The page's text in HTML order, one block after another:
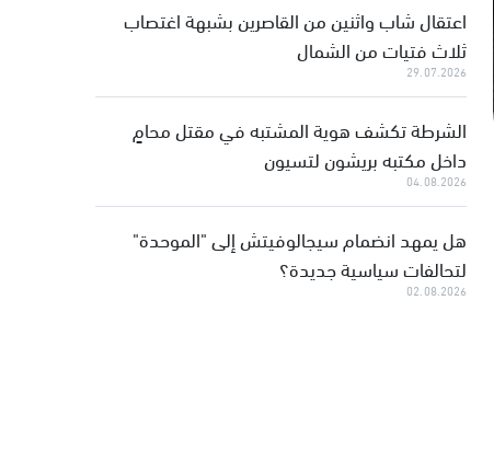
اعتقال شاب واثنين من القاصرين بشبهة اغتصاب
ثلاث فتيات من الشمال
29.07.2026
الشرطة تكشف هوية المشتبه في مقتل محامٍ
داخل مكتبه بريشون لتسيون
04.08.2026
هل يمهد انضمام سيجالوفيتش إلى "الموحدة"
لتحالفات سياسية جديدة؟
02.08.2026